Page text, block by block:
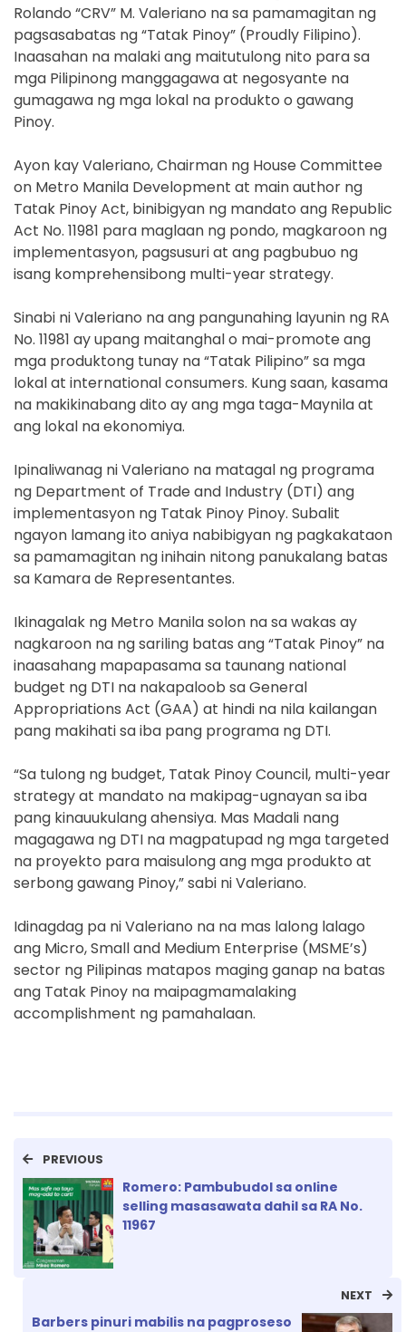
Rolando “CRV” M. Valeriano na sa pamamagitan ng
pagsasabatas ng “Tatak Pinoy” (Proudly Filipino).
Inaasahan na malaki ang maitutulong nito para sa
mga Pilipinong manggagawa at negosyante na
gumagawa ng mga lokal na produkto o gawang
Pinoy.
Ayon kay Valeriano, Chairman ng House Committee
on Metro Manila Development at main author ng
Tatak Pinoy Act, binibigyan ng mandato ang Republic
Act No. 11981 para maglaan ng pondo, magkaroon ng
implementasyon, pagsusuri at ang pagbubuo ng
isang komprehensibong multi-year strategy.
Sinabi ni Valeriano na ang pangunahing layunin ng RA
No. 11981 ay upang maitanghal o mai-promote ang
mga produktong tunay na “Tatak Pilipino” sa mga
lokal at international consumers. Kung saan, kasama
na makikinabang dito ay ang mga taga-Maynila at
ang lokal na ekonomiya.
Ipinaliwanag ni Valeriano na matagal ng programa
ng Department of Trade and Industry (DTI) ang
implementasyon ng Tatak Pinoy Pinoy. Subalit
ngayon lamang ito aniya nabibigyan ng pagkakataon
sa pamamagitan ng inihain nitong panukalang batas
sa Kamara de Representantes.
Ikinagalak ng Metro Manila solon na sa wakas ay
nagkaroon na ng sariling batas ang “Tatak Pinoy” na
inaasahang mapapasama sa taunang national
budget ng DTI na nakapaloob sa General
Appropriations Act (GAA) at hindi na nila kailangan
pang makihati sa iba pang programa ng DTI.
“Sa tulong ng budget, Tatak Pinoy Council, multi-year
strategy at mandato na makipag-ugnayan sa iba
pang kinauukulang ahensiya. Mas Madali nang
magagawa ng DTI na magpatupad ng mga targeted
na proyekto para maisulong ang mga produkto at
serbong gawang Pinoy,” sabi ni Valeriano.
Idinagdag pa ni Valeriano na na mas lalong lalago
ang Micro, Small and Medium Enterprise (MSME’s)
sector ng Pilipinas matapos maging ganap na batas
ang Tatak Pinoy na maipagmamalaking
accomplishment ng pamahalaan.
PREVIOUS
Romero: Pambubudol sa online
selling masasawata dahil sa RA No.
11967
NEXT
Barbers pinuri mabilis na pagproseso